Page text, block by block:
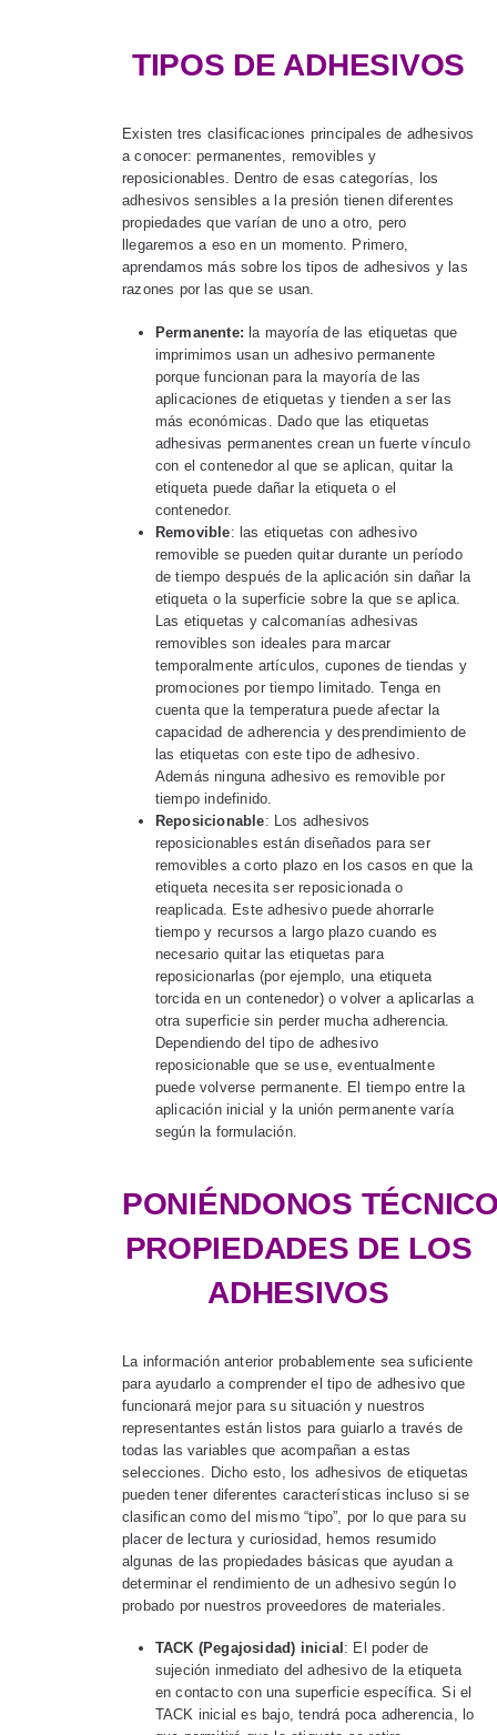
TIPOS DE ADHESIVOS
Existen tres clasificaciones principales de adhesivos
a conocer: permanentes, removibles y
reposicionables. Dentro de esas categorías, los
adhesivos sensibles a la presión tienen diferentes
propiedades que varían de uno a otro, pero
llegaremos a eso en un momento. Primero,
aprendamos más sobre los tipos de adhesivos y las
razones por las que se usan.
Permanente: la mayoría de las etiquetas que
imprimimos usan un adhesivo permanente
porque funcionan para la mayoría de las
aplicaciones de etiquetas y tienden a ser las
más económicas. Dado que las etiquetas
adhesivas permanentes crean un fuerte vínculo
con el contenedor al que se aplican, quitar la
etiqueta puede dañar la etiqueta o el
contenedor.
Removible: las etiquetas con adhesivo
removible se pueden quitar durante un período
de tiempo después de la aplicación sin dañar la
etiqueta o la superficie sobre la que se aplica.
Las etiquetas y calcomanías adhesivas
removibles son ideales para marcar
temporalmente artículos, cupones de tiendas y
promociones por tiempo limitado. Tenga en
cuenta que la temperatura puede afectar la
capacidad de adherencia y desprendimiento de
las etiquetas con este tipo de adhesivo.
Además ninguna adhesivo es removible por
tiempo indefinido.
Reposicionable: Los adhesivos
reposicionables están diseñados para ser
removibles a corto plazo en los casos en que la
etiqueta necesita ser reposicionada o
reaplicada. Este adhesivo puede ahorrarle
tiempo y recursos a largo plazo cuando es
necesario quitar las etiquetas para
reposicionarlas (por ejemplo, una etiqueta
torcida en un contenedor) o volver a aplicarlas a
otra superficie sin perder mucha adherencia.
Dependiendo del tipo de adhesivo
reposicionable que se use, eventualmente
puede volverse permanente. El tiempo entre la
aplicación inicial y la unión permanente varía
según la formulación.
PONIÉNDONOS T
PROPIEDADES DE LOS
ADHESIVOS
La información anterior probablemente sea suficiente
para ayudarlo a comprender el tipo de adhesivo que
funcionará mejor para su situación y nuestros
representantes están listos para guiarlo a través de
todas las variables que acompañan a estas
selecciones. Dicho esto, los adhesivos de etiquetas
pueden tener diferentes características incluso si se
clasifican como del mismo “tipo”, por lo que para su
placer de lectura y curiosidad, hemos resumido
algunas de las propiedades básicas que ayudan a
determinar el rendimiento de un adhesivo según lo
probado por nuestros proveedores de materiales.
TACK (Pegajosidad) inicial : El poder de
sujeción inmediato del adhesivo de la etiqueta
en contacto con una superficie específica. Si el
TACK inicial es bajo, tendrá poca adherencia, lo